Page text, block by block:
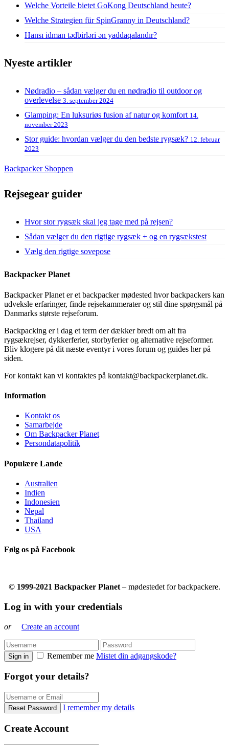
Welche Vorteile bietet GoKong Deutschland heute?
Welche Strategien für SpinGranny in Deutschland?
Hansı idman tədbirləri ən yaddaqalandır?
Nyeste artikler
Nødradio – sådan vælger du en nødradio til outdoor og
overlevelse 3. september 2024
Glamping: En luksuriøs fusion af natur og komfort 14.
november 2023
Stor guide: hvordan vælger du den bedste rygsæk? 12. februar
2023
Backpacker Shoppen
Rejsegear guider
Hvor stor rygsæk skal jeg tage med på rejsen?
Sådan vælger du den rigtige rygsæk + og en rygsækstest
Vælg den rigtige sovepose
Backpacker Planet
Backpacker Planet er et backpacker mødested hvor backpackers kan
udveksle erfaringer, finde rejsekammerater og stil dine spørgsmål på
Danmarks største rejseforum.
Backpacking er i dag et term der dækker bredt om alt fra
rygsækrejser, dykkerferier, storbyferier og alternative rejseformer.
Bliv klogere på dit næste eventyr i vores forum og guides her på
siden.
For kontakt kan vi kontaktes på kontakt@backpackerplanet.dk.
Information
Kontakt os
Samarbejde
Om Backpacker Planet
Persondatapolitik
Populære Lande
Australien
Indien
Indonesien
Nepal
Thailand
USA
Følg os på Facebook
© 1999-2021 Backpacker Planet – mødestedet for backpackere.
Log in with your credentials
or Create an account
Sign in Remember me Mistet din adgangskode?
Forgot your details?
Reset Password I remember my details
Create Account